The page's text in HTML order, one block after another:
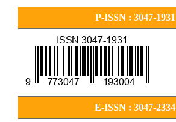
P-ISSN : 3047-1931
E-ISSN : 3047-2334